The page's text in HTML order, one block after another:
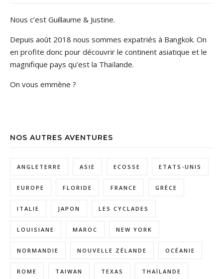
Nous c’est Guillaume & Justine.
Depuis août 2018 nous sommes expatriés à Bangkok. On
en profite donc pour découvrir le continent asiatique et le
magnifique pays qu’est la Thaïlande.
On vous emmène ?
NOS AUTRES AVENTURES
ANGLETERRE ASIE ECOSSE ETATS-UNIS
EUROPE FLORIDE FRANCE GRÈCE
ITALIE JAPON LES CYCLADES
LOUISIANE MAROC NEW YORK
NORMANDIE NOUVELLE ZÉLANDE OCÉANIE
ROME TAIWAN TEXAS THAÏLANDE